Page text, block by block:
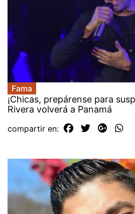
Fama
¡Chicas, prepárense para
Rivera volverá a Panamá
compartir en: